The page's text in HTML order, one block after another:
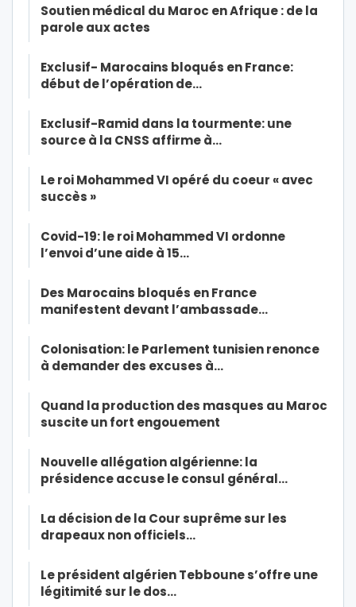
Soutien médical du Maroc en Afrique : de la
parole aux actes
Exclusif- Marocains bloqués en France:
début de l’opération de…
Exclusif-Ramid dans la tourmente: une
source à la CNSS affirme à…
Le roi Mohammed VI opéré du coeur « avec
succès »
Covid-19: le roi Mohammed VI ordonne
l’envoi d’une aide à 15…
Des Marocains bloqués en France
manifestent devant l’ambassade…
Colonisation: le Parlement tunisien renonce
à demander des excuses à…
Quand la production des masques au Maroc
suscite un fort engouement
Nouvelle allégation algérienne: la
présidence accuse le consul général…
La décision de la Cour suprême sur les
drapeaux non officiels…
Le président algérien Tebboune s’offre une
légitimité sur le dos…